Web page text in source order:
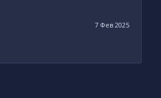
7 Фев 2025